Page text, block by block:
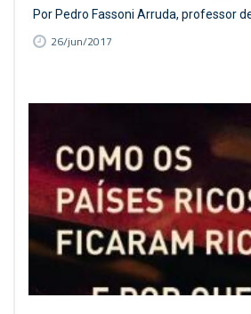
Por Pedro Fassoni Arruda, professor
26/jun/2017